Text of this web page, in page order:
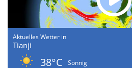
Aktuelles Wetter in
Tianji
38°C
Sonnig